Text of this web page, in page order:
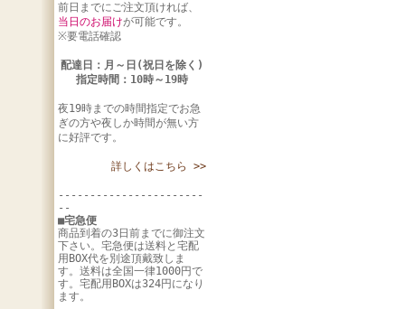
前日までにご注文頂ければ、
当日のお届けが可能です。
※要電話確認
配達日：月～日(祝日を除く)
指定時間：10時～19時
夜19時までの時間指定でお急
ぎの方や夜しか時間が無い方
に好評です。
詳しくはこちら >>
-----------------------
--
■宅急便
商品到着の3日前までに御注文
下さい。宅急便は送料と宅配
用BOX代を別途頂戴致しま
す。送料は全国一律1000円で
す。宅配用BOXは324円になり
ます。